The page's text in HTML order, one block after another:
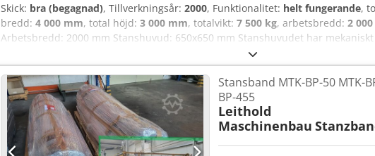
Skick: bra (begagnad), Tillverkningsår: 2000, Funktionalitet: helt fungerande,
bredd: 4 000 mm, total höjd: 3 000 mm, totalvikt: 7 500 kg, arbetsbredd: 2
Arbetsbredd: 2000 mm Stanshuvud: 650x650 mm Stanshuvudet har
bottenlägesstopp och kan roteras (med digital räknare för stansdjup, för att
Stanskraft: 50 ton Stansband med automatiskt klämbacksmatning inklusive
är utrustad med CNC-styrning Avrullare ingår ej i leveransen Cjdpfx Answlu
perfekt och är fortfarande i drift
Stansband MTK-BP-50 MTK-
BP-455
Leithold
Maschinenbau